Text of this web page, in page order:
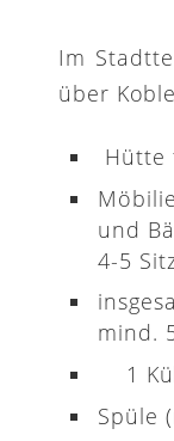
Im
über
Hütte
und
4-5
mind.
1
Spüle